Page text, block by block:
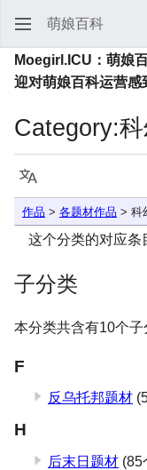
萌娘百科
Moegirl.ICU：萌娘
迎对萌娘百科运营感
Category:
语言
作品 > 各题材作品 > 科
这个分类的对应条
子分类
本分类共含有10个子
F
反乌托邦题材
H
后末日题材 (85